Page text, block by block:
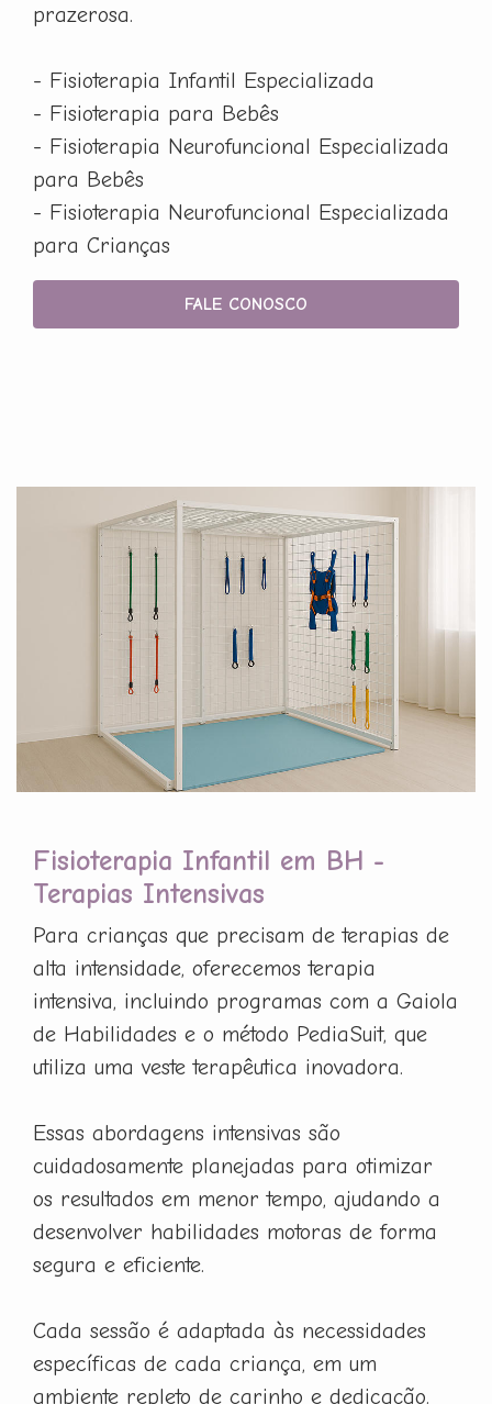
prazerosa.
- Fisioterapia Infantil Especializada
- Fisioterapia para Bebês
- Fisioterapia Neurofuncional Especializada
para Bebês
- Fisioterapia Neurofuncional Especializada
para Crianças
FALE CONOSCO
Fisioterapia Infantil em BH -
Terapias Intensivas
Para crianças que precisam de terapias de
alta intensidade, oferecemos terapia
intensiva, incluindo programas com a Gaiola
de Habilidades e o método PediaSuit, que
utiliza uma veste terapêutica inovadora.
Essas abordagens intensivas são
cuidadosamente planejadas para otimizar
os resultados em menor tempo, ajudando a
desenvolver habilidades motoras de forma
segura e eficiente.
Cada sessão é adaptada às necessidades
específicas de cada criança, em um
ambiente repleto de carinho e dedicação.